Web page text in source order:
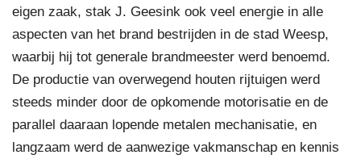
eigen zaak, stak J. Geesink ook veel energie in alle
aspecten van het brand bestrijden in de stad Weesp,
waarbij hij tot generale brandmeester werd benoemd.
De productie van overwegend houten rijtuigen werd
steeds minder door de opkomende motorisatie en de
parallel daaraan lopende metalen mechanisatie, en
langzaam werd de aanwezige vakmanschap en kennis